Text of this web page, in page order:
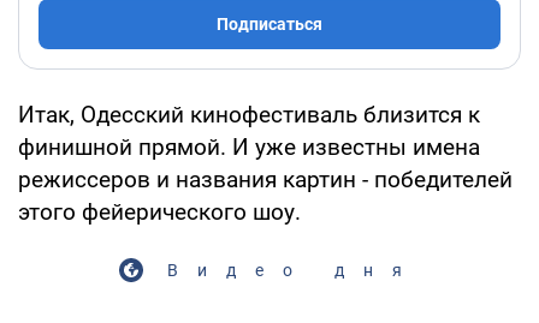
Подписаться
Итак, Одесский кинофестиваль близится к
финишной прямой. И уже известны имена
режиссеров и названия картин - победителей
этого фейерического шоу.
Видео дня